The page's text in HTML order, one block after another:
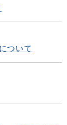
ついて